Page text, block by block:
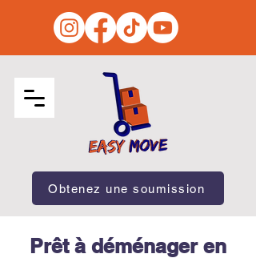
Obtenez une soumission
Prêt à déménager en